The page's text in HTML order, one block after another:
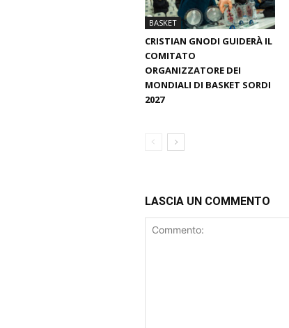
BASKET
CRISTIAN GNODI GUIDERÀ IL
COMITATO
ORGANIZZATORE DEI
MONDIALI DI BASKET SORDI
2027
LASCIA UN COMMENTO